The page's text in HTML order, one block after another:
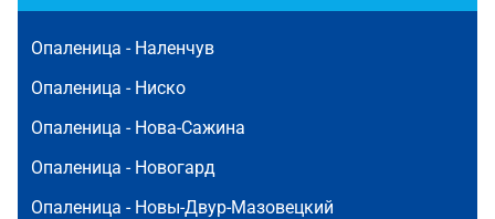
Опаленица - Наленчув
Опаленица - Ниско
Опаленица - Нова-Сажина
Опаленица - Новогард
Опаленица - Новы-Двур-Мазовецкий